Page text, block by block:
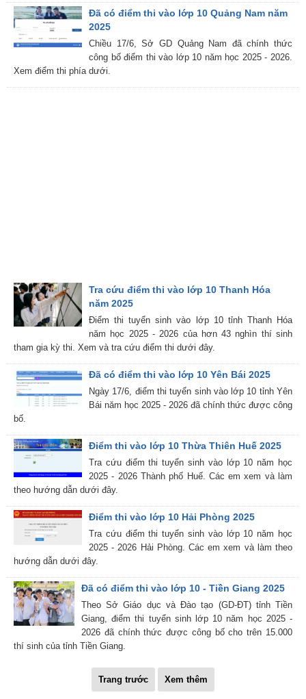
Đã có điểm thi vào lớp 10 Quảng Nam năm
2025
Chiều 17/6, Sở GD Quảng Nam đã chính thức
công bố điểm thi vào lớp 10 năm học 2025 - 2026.
Xem điểm thi phía dưới.
Tra cứu điểm thi vào lớp 10 Thanh Hóa
năm 2025
Điểm thi tuyển sinh vào lớp 10 tỉnh Thanh Hóa
năm học 2025 - 2026 của hơn 43 nghìn thí sinh
tham gia kỳ thi. Xem và tra cứu điểm thi dưới đây.
Đã có điểm thi vào lớp 10 Yên Bái 2025
Ngày 17/6, điểm thi tuyển sinh vào lớp 10 tỉnh Yên
Bái năm học 2025 - 2026 đã chính thức được công
bố.
Điểm thi vào lớp 10 Thừa Thiên Huế 2025
Tra cứu điểm thi tuyển sinh vào lớp 10 năm học
2025 - 2026 Thành phố Huế. Các em xem và làm
theo hướng dẫn dưới đây.
Điểm thi vào lớp 10 Hải Phòng 2025
Tra cứu điểm thi tuyển sinh vào lớp 10 năm học
2025 - 2026 Hải Phòng. Các em xem và làm theo
hướng dẫn dưới đây.
Đã có điểm thi vào lớp 10 - Tiền Giang 2025
Theo Sở Giáo dục và Đào tạo (GD-ĐT) tỉnh Tiền
Giang, điểm thi tuyển sinh lớp 10 năm học 2025 -
2026 đã chính thức được công bố cho trên 15.000
thí sinh của tỉnh Tiền Giang.
Trang trước Xem thêm